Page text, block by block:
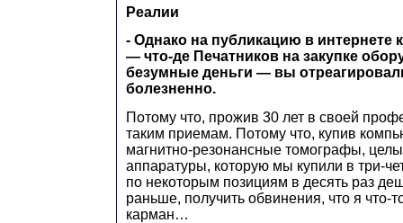
Реалии
- Однако на публикацию в интернете
— что-де Печатников на закупке
безумные деньги — вы
болезненно.
Потому что, прожив 30 лет в своей
таким приемам. Потому что, купив
магнитно-резонансные томографы,
аппаратуры, которую мы купили в три-
по некоторым позициям в десять раз
раньше, получить обвинения, что я что-
карман…